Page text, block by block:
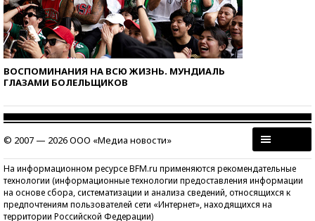
ВОСПОМИНАНИЯ НА ВСЮ ЖИЗНЬ. МУНДИАЛЬ
ГЛАЗАМИ БОЛЕЛЬЩИКОВ
© 2007 — 2026 ООО «Медиа новости»
На информационном ресурсе BFM.ru применяются рекомендательные
технологии (информационные технологии предоставления информации
на основе сбора, систематизации и анализа сведений, относящихся к
предпочтениям пользователей сети «Интернет», находящихся на
территории Российской Федерации)